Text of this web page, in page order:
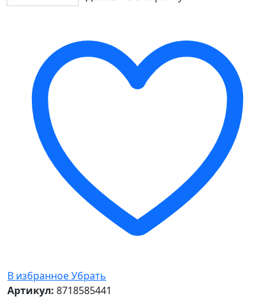
В избранноеУбрать
Артикул: 8718585441